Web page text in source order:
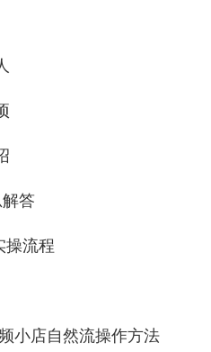
答
操流程
小店自然流操作方法